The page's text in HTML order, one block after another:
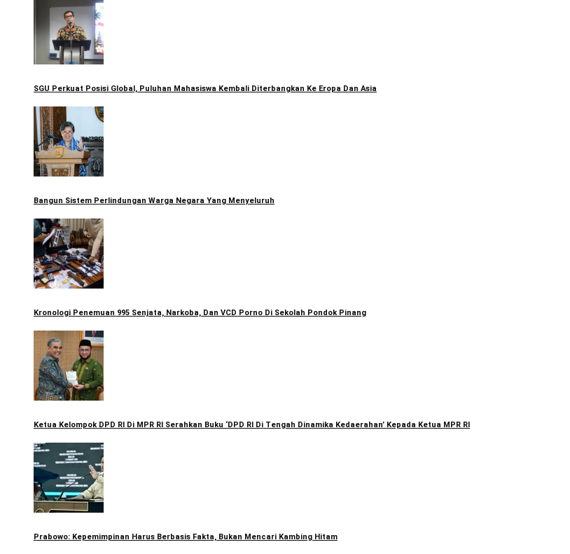
SGU Perkuat Posisi Global, Puluhan Mahasiswa Kembali Diterbangkan Ke Eropa Dan Asia
Bangun Sistem Perlindungan Warga Negara Yang Menyeluruh
Kronologi Penemuan 995 Senjata, Narkoba, Dan VCD Porno Di Sekolah Pondok Pinang
Ketua Kelompok DPD RI Di MPR RI Serahkan Buku ‘DPD RI Di Tengah Dinamika Kedaerahan’ Kepada Ketua MPR RI
Prabowo: Kepemimpinan Harus Berbasis Fakta, Bukan Mencari Kambing Hitam